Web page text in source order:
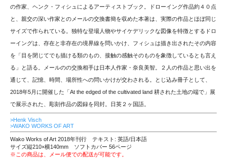
の作家、ヘンク・フィシュによるアーティストブック。ドローイング作品約４０点
と、親交の深い作家とのメールの交換書簡を収めた本著は、実際の作品とほぼ同じ
サイズで作られている。独特な登場人物やサイケデリックな図像を特徴とするドロ
ーイングは、存在と非存在の境界線を問いかけ、フィシュは描き出されたその内容
を「目を閉じてでも描ける類のもの、接触の感触そのものを象徴しているとも言え
る」と語る。メールのの交換相手は日本人作家・奈良美智。２人の作品と思い出を
通じて、記憶、時間、場所性への問いかけが交わされる。とじ込み冊子として、
2018年5月に開催した「At the edged of the cultivated land 耕された土地の端で」展
で展示された、彫刻作品の図録を同封。日英２ヶ国語。
>Henk Visch
>WAKO WORKS OF ART
Wako Works of Art 2018年刊行 テキスト: 英語/日本語
サイズ縦210×横140mm ソフトカバー 56ページ
※この商品は、メール便での配送が可能です。